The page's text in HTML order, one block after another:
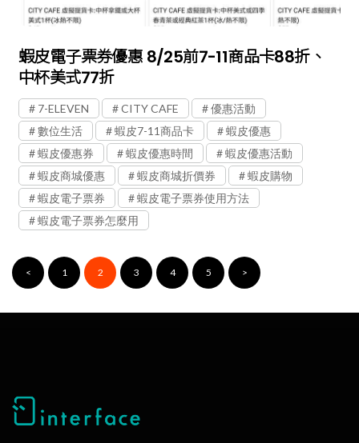
蝦皮電子票券優惠 8/25前7-11商品卡88折、
中杯美式77折
7-ELEVEN CITY CAFE
優惠活動
數位生活
蝦皮7-11商品卡
蝦皮優惠
蝦皮優惠券
蝦皮優惠時間
蝦皮優惠活動
蝦皮商城優惠
蝦皮商城折價券
蝦皮購物
蝦皮電子票券
蝦皮電子票券使用方法
蝦皮電子票券怎麼用
< 1 2 3 4 5 >